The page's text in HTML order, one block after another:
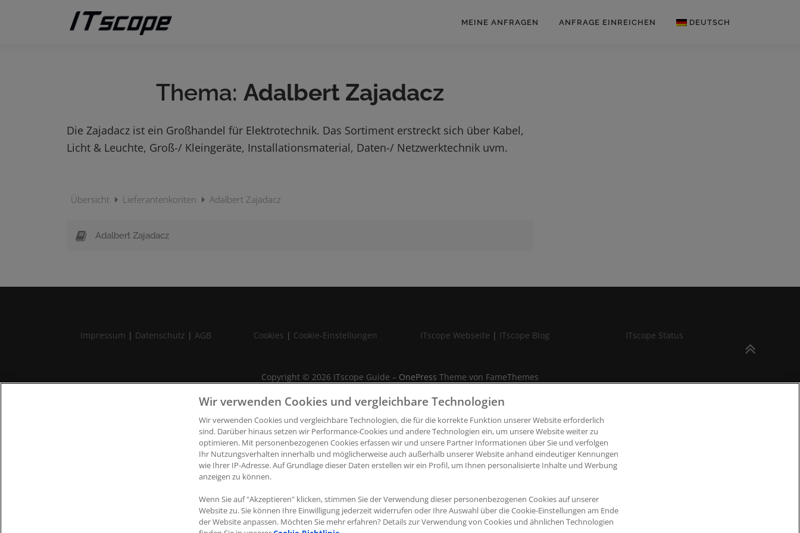
MEINE ANFRAGEN ANFRAGE EINREICHEN DEUTSCH
Thema: Adalbert Zajadacz
Die Zajadacz ist ein Großhandel für Elektrotechnik. Das Sortiment erstreckt sich über Kabel,
Licht & Leuchte, Groß-/ Kleingeräte, Installationsmaterial, Daten-/ Netzwerktechnik uvm.
Übersicht Lieferantenkonten Adalbert Zajadacz
Adalbert Zajadacz
Impressum | Datenschutz | AGB Cookies | Cookie-Einstellungen ITscope Webseite | ITscope Blog ITscope Status
Copyright © 2026 ITscope Guide – OnePress Theme von FameThemes
Wir verwenden Cookies und vergleichbare Technologien
Wir verwenden Cookies und vergleichbare Technologien, die für die korrekte Funktion unserer Website erforderlich
sind. Darüber hinaus setzen wir Performance-Cookies und andere Technologien ein, um unsere Website weiter zu
optimieren. Mit personenbezogenen Cookies erfassen wir und unsere Partner Informationen über Sie und verfolgen
Ihr Nutzungsverhalten innerhalb und möglicherweise auch außerhalb unserer Website anhand eindeutiger Kennungen
wie Ihrer IP-Adresse. Auf Grundlage dieser Daten erstellen wir ein Profil, um Ihnen personalisierte Inhalte und Werbung
anzeigen zu können.
Wenn Sie auf "Akzeptieren" klicken, stimmen Sie der Verwendung dieser personenbezogenen Cookies auf unserer
Website zu. Sie können Ihre Einwilligung jederzeit widerrufen oder Ihre Auswahl über die Cookie-Einstellungen am Ende
der Website anpassen. Möchten Sie mehr erfahren? Details zur Verwendung von Cookies und ähnlichen Technologien